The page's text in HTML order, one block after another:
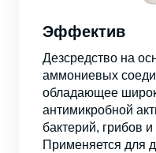
Эффектив
Дезсредство на
аммониевых
обладающее
антимикробной
бактерий, грибов
Применяется для